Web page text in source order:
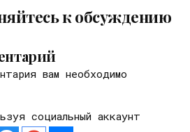
к обсуждению
вам необходимо
социальный аккаунт